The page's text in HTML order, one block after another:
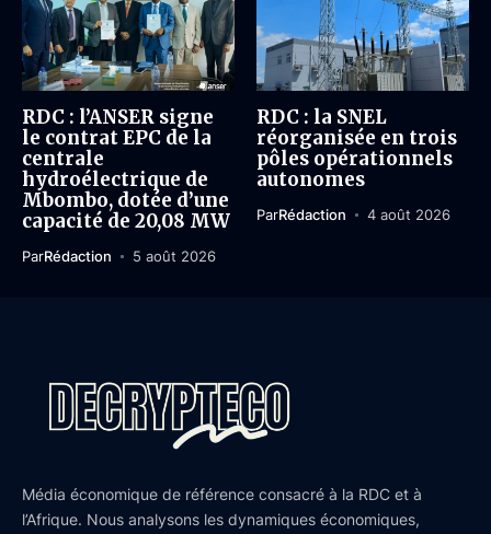
RDC : l’ANSER signe
le contrat EPC de la
centrale
hydroélectrique de
Mbombo, dotée d’une
capacité de 20,08 MW
ParRédaction 5 août 2026
RDC : la SNEL
réorganisée en trois
pôles opérationnels
autonomes
ParRédaction 4 août 2026
Média économique de référence consacré à la RDC et à
l’Afrique. Nous analysons les dynamiques économiques,